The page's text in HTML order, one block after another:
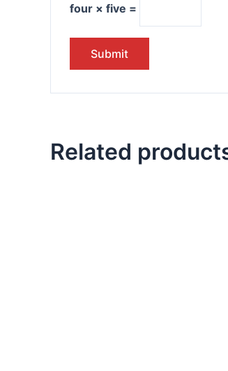
four × five =
Related